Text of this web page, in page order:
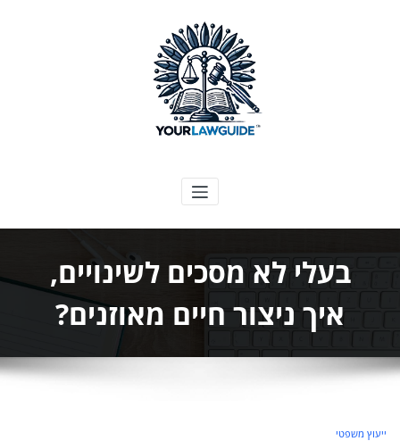
המדריך המשפטי שלך
בעלי לא מסכים לשינויים,
איך ניצור חיים מאוזנים?
ייעוץ משפטי